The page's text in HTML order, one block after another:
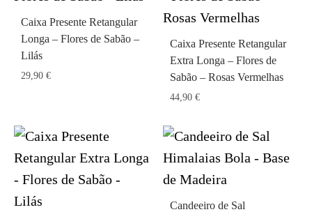
Caixa Presente Retangular
Longa – Flores de Sabão –
Lilás
29,90 €
Caixa Presente Retangular
Extra Longa – Flores de
Sabão – Rosas Vermelhas
44,90 €
Candeeiro de Sal